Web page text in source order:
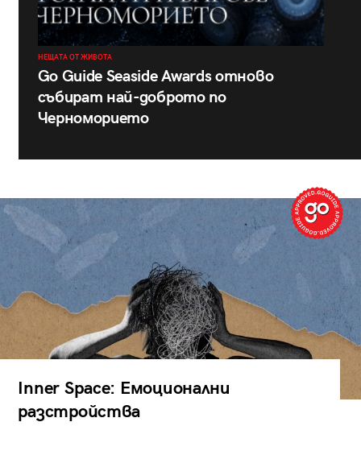
НЕЩАТА ОТ ЖИВОТА
Go Guide Seaside Awards отново
събират най-доброто по
Черноморието
Inner Space: Емоционални
разстройства